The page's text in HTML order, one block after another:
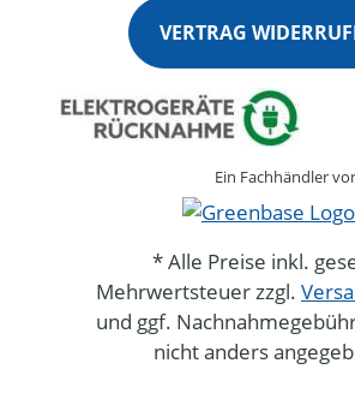
VERTRAG
Ein Fachhändler
* Alle Preise inkl.
Mehrwertsteuer zzgl.
und ggf.
nicht anders